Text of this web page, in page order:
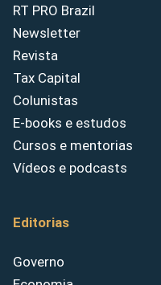
RT PRO Brazil
Newsletter
Revista
Tax Capital
Colunistas
E-books e estudos
Cursos e mentorias
Vídeos e podcasts
Editorias
Governo